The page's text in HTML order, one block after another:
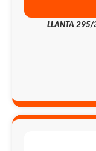
LLANTA 295/